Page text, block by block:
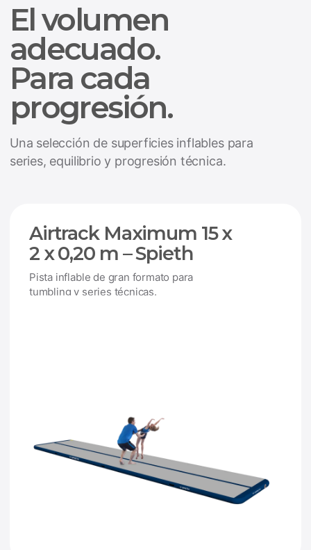
El volumen
adecuado.
Para cada
progresión.
Una selección de superficies inflables para
series, equilibrio y progresión técnica.
Airtrack Maximum 15 x
2 x 0,20 m – Spieth
Pista inflable de gran formato para
tumbling y series técnicas.